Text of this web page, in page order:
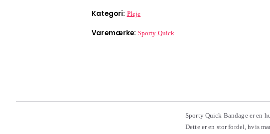
Kategori: Pleje
Varemærke: Sporty Quick
Sporty Quick Bandage er en
Dette er en stor fordel, hvis